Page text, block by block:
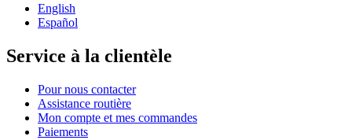
English
Español
Service à la clientèle
Pour nous contacter
Assistance routière
Mon compte et mes commandes
Paiements